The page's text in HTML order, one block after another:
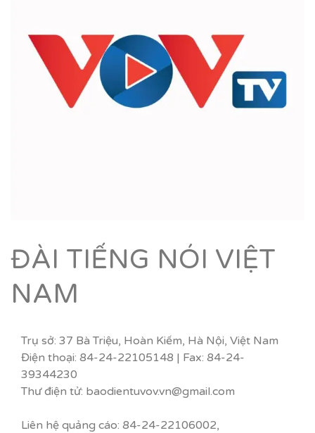
ĐÀI TIẾNG NÓI VIỆT
NAM
Trụ sở: 37 Bà Triệu, Hoàn Kiếm, Hà Nội, Việt Nam
Điện thoại: 84-24-22105148 | Fax: 84-24-
39344230
Thư điện tử: baodientuvov.vn@gmail.com
Liên hệ quảng cáo: 84-24-22106002,